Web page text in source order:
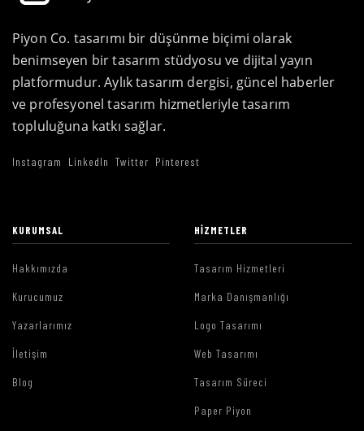
Piyon Co. tasarımı bir düşünme biçimi olarak
benimseyen bir tasarım stüdyosu ve dijital yayın
platformudur. Aylık tasarım dergisi, güncel haberler
ve profesyonel tasarım hizmetleriyle tasarım
topluluğuna katkı sağlar.
Instagram LinkedIn Twitter Pinterest
KURUMSAL
Hakkımızda
Kurucumuz
Yazarlarımız
İletişim
Blog
HIZMETLER
Tasarım Hizmetleri
Marka Danışmanlığı
Logo Tasarımı
Web Tasarımı
Tasarım Süreci
Paper Piyon